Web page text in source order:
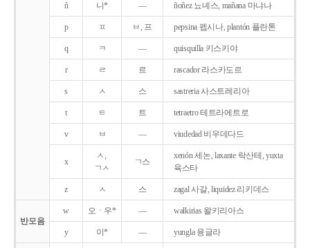
ñ 니* ― ñoñez 뇨녜스, mañana 마냐나
p ㅍ ㅂ, 프 pepsina 펩시나, plantón 플란톤
q ㅋ ― quisquilla 키스키야
r ㄹ 르 rascador 라스카도르
s ㅅ 스 sastreria 사스트레리아
t ㅌ 트 tetraetro 테트라에트로
v ㅂ ― viudedad 비우데다드
x
ㅅ,
ㄱㅅ
ㄱ스
xenón 세논, laxante 락산테, yuxta
육스타
z ㅅ 스 zagal 사갈, liquidez 리키데스
반모음
w 오ㆍ우* ― walkirias 왈키리아스
y 이* ― yungla 융글라